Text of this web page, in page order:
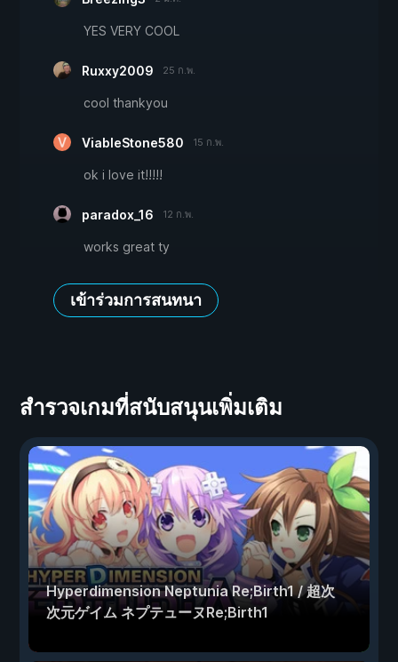
YES VERY COOL
Ruxxy2009 25 ก.พ.
cool thankyou
ViableStone580 15 ก.พ.
ok i love it!!!!!
paradox_16 12 ก.พ.
works great ty
เข้าร่วมการสนทนา
สำรวจเกมที่สนับสนุนเพิ่มเติม
Hyperdimension Neptunia Re;Birth1 / 超次
次元ゲイム ネプテューヌRe;Birth1